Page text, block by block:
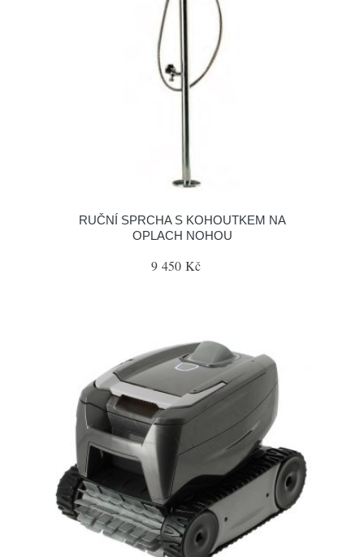
RUČNÍ SPRCHA S KOHOUTKEM NA
OPLACH NOHOU
9 450 Kč